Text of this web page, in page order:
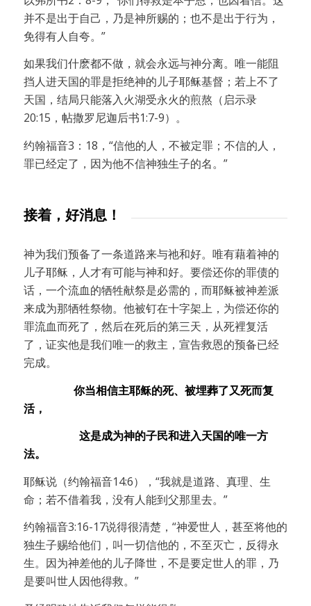
并不是出于自己，乃是神所赐的；也不是出于行为，
免得有人自夸。”
如果我们什麽都不做，就会永远与神分离。唯一能阻
挡人进天国的罪是拒绝神的儿子耶稣基督；若上不了
天国，结局只能落入火湖受永火的煎熬（启示录
20:15，帖撒罗尼迦后书1:7-9）。
约翰福音3：18，“信他的人，不被定罪；不信的人，
罪已经定了，因为他不信神独生子的名。”
接着，好消息！
神为我们预备了一条道路来与祂和好。唯有藉着神的
儿子耶稣，人才有可能与神和好。要偿还你的罪债的
话，一个流血的牺牲献祭是必需的，而耶稣被神差派
来成为那牺牲祭物。他被钉在十字架上，为偿还你的
罪流血而死了，然后在死后的第三天，从死裡复活
了，证实他是我们唯一的救主，宣告救恩的预备已经
完成。
你当相信主耶稣的死、被埋葬了又死而复
活，
这是成为神的子民和进入天国的唯一方
法。
耶稣说（约翰福音14:6），“我就是道路、真理、生
命；若不借着我，没有人能到父那里去。”
约翰福音3:16-17说得很清楚，“神爱世人，甚至将他的
独生子赐给他们，叫一切信他的，不至灭亡，反得永
生。因为神差他的儿子降世，不是要定世人的罪，乃
是要叫世人因他得救。”